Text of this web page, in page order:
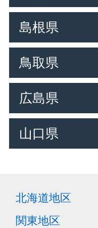
島根県
鳥取県
広島県
山口県
北海道地区
関東地区